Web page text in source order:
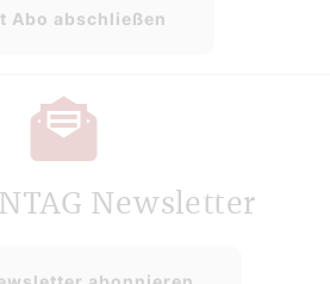
Abo abschließen
Newsletter